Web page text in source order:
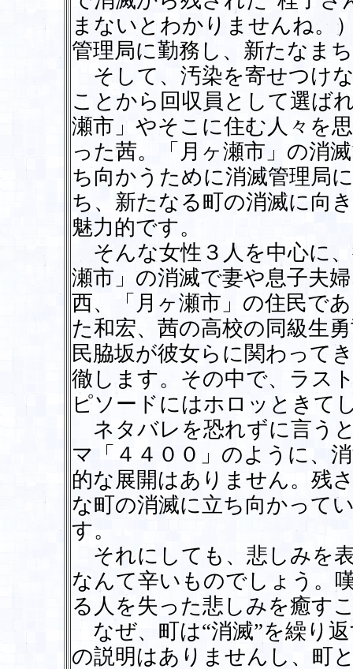
まないとわかりませんね。
管理局に勤務し、新たなま
そして、汚染を寄せつけ
ことから回収員として選ば
瀬市」やそこに住む人々を
った茜。「月ヶ瀬市」の消
ち向かうために消滅管理局
ち、新たなる町の消滅に向
魅力的です。
そんな女性３人を中心に
瀬市」の消滅で妻や息子夫
西、「月ヶ瀬市」の住民で
た和宏、茜の高校の同級生
民脇坂が彼女らに関わって
徹します。その中で、ラス
ピソードにはホロッときて
ネタバレを恐れずに言う
マ「４４００」のように、
的な展開はありません。残
な町の消滅に立ち向かって
す。
それにしても、悲しみを
なんて辛いものでしょう。
る人を失った悲しみを癒す
なぜ、町は“消滅”を繰り
の説明はありませんし、町